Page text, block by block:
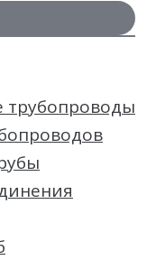
трубопроводы